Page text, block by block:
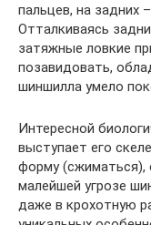
пальцев, на задних
Отталкиваясь
затяжные ловкие
позавидовать,
шиншилла умело
Интересной
выступает его
форму (сжиматься),
малейшей угрозе
даже в крохотную